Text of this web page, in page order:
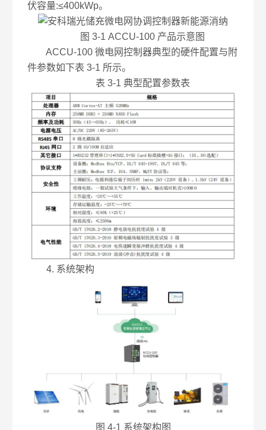
伏容量:≤400kWp。
图 3-1 ACCU-100 产品示意图
ACCU-100 微电网控制器典型的硬件配置与附
件参数如下表 3-1 所示。
表 3-1 典型配置参数表
4. 系统架构
图 4-1 系统架构图